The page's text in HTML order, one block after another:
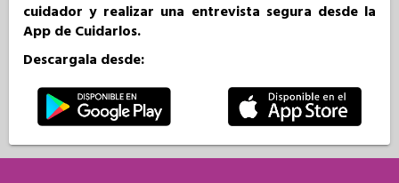
cuidador y realizar una entrevista segura desde la
App de Cuidarlos.
Descargala desde: